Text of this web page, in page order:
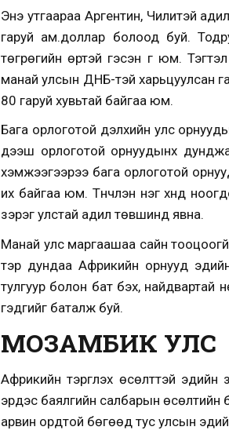
Энэ утгаараа Аргентин, Чилитэй
гаруй ам.доллар болоод буй.
төгрөгийн өртэй гэсэн үг юм.
манай улсын ДНБ-тэй харьцуулсан
80 гаруй хувьтай байгаа юм.
Бага орлоготой дэлхийн улс
дээш орлоготой орнуудынх
хэмжээгээрээ бага орлоготой
их байгаа юм. Түүнчлэн нэг хүнд
зэрэг улстай адил төвшинд явна.
Манай улс маргаашаа сайн
тэр дундаа Африкийн орнууд
тулгуур болон бат бэх, найдвартай
гэдгийг баталж буй.
МОЗАМБИК УЛС
Африкийн тэргүүлэх өсөлттэй
эрдэс баялгийн салбарын өсөлтийн
арвин ордтой бөгөөд тус улсын